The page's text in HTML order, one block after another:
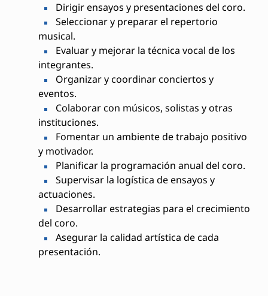
Dirigir ensayos y presentaciones del coro.
Seleccionar y preparar el repertorio
musical.
Evaluar y mejorar la técnica vocal de los
integrantes.
Organizar y coordinar conciertos y
eventos.
Colaborar con músicos, solistas y otras
instituciones.
Fomentar un ambiente de trabajo positivo
y motivador.
Planificar la programación anual del coro.
Supervisar la logística de ensayos y
actuaciones.
Desarrollar estrategias para el crecimiento
del coro.
Asegurar la calidad artística de cada
presentación.